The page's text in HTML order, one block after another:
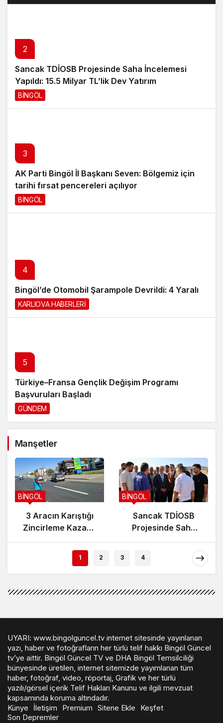
2
Sancak TDİOSB Projesinde Saha İncelemesi
Yapıldı: 15.5 Milyar TL’lik Dev Yatırım
BİNGÖL
3
AK Parti Bingöl İl Başkanı Seven: Bölgemiz için
tarihi fırsat pencereleri açılıyor
BİNGÖL
4
Bingöl’de Otomobil Şarampole Devrildi: 4 Yaralı
KARLIOVA HABERLERİ
5
Türkiye–Fransa Gençlik Değişim Programı
Başvuruları Başladı
GÜNDEM
Manşetler
BİNGÖL
3 Aracın Karıştığı
Zincirleme Kazada
5 Kişi Yaralandı
BİNGÖL
Sancak TDİOSB
Projesinde Saha
İncelemesi Yapıldı:
15.5 Milyar TL’lik
1 2 3 4
UYARI: www.bingolguncel.tv internet sitesinde yayınlanan
yazı, haber ve fotoğrafların her türlü telif hakkı Bingöl Güncel
tv’ye aittir. Bingöl Güncel TV ve DHA Bingöl Temsilciliği
bünyesinde üretilen, internet sitemizde yayımlanan tüm
haber, fotoğraf, video, röportaj, Grafik ve her türlü
yazılı/görsel içerik Telif Hakları Kanunu ve ilgili mevzuat
kapsamında koruma altındadır.
Künye
İletişim Premium Sitene Ekle
Keşfet
Son Depremler